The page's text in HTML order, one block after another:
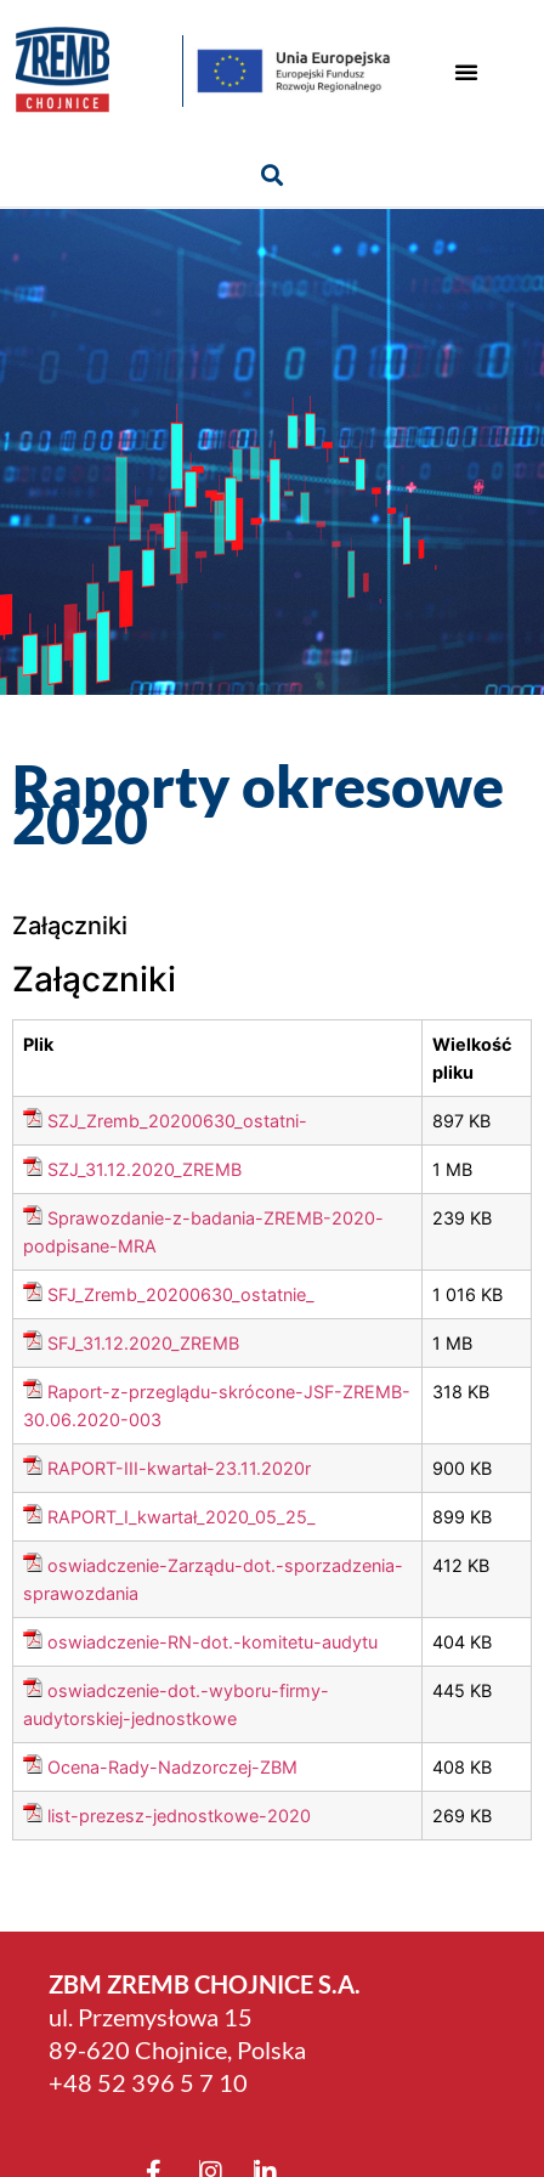
Raporty okresowe
2020
Załączniki
Załączniki
Plik
Wielkość
pliku
SZJ_Zremb_20200630_ostatni- 897 KB
SZJ_31.12.2020_ZREMB 1 MB
Sprawozdanie-z-badania-ZREMB-2020-
podpisane-MRA
239 KB
SFJ_Zremb_20200630_ostatnie_ 1 016 KB
SFJ_31.12.2020_ZREMB 1 MB
Raport-z-przeglądu-skrócone-JSF-ZREMB-
30.06.2020-003
318 KB
RAPORT-III-kwartał-23.11.2020r 900 KB
RAPORT_I_kwartał_2020_05_25_ 899 KB
oswiadczenie-Zarządu-dot.-sporzadzenia-
sprawozdania
412 KB
oswiadczenie-RN-dot.-komitetu-audytu 404 KB
oswiadczenie-dot.-wyboru-firmy-
audytorskiej-jednostkowe
445 KB
Ocena-Rady-Nadzorczej-ZBM 408 KB
list-prezesz-jednostkowe-2020 269 KB
ZBM ZREMB CHOJNICE S.A.
ul. Przemysłowa 15
89-620 Chojnice, Polska
+4­8 52 396 5 7 10